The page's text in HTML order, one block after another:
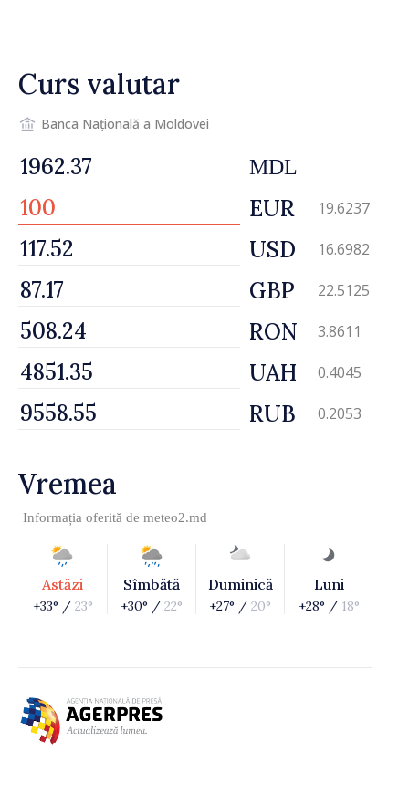
Curs valutar
Banca Națională a Moldovei
MDL
EUR 19.6237
USD 16.6982
GBP 22.5125
RON 3.8611
UAH 0.4045
RUB 0.2053
Vremea
Informația oferită de meteo2.md
Astăzi
+33° / 23°
Sîmbătă
+30° / 22°
Duminică
+27° / 20°
Luni
+28° / 18°